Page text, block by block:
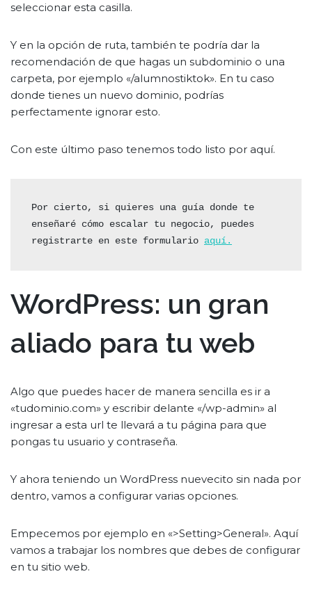
seleccionar esta casilla.
Y en la opción de ruta, también te podría dar la
recomendación de que hagas un subdominio o una
carpeta, por ejemplo «/alumnostiktok». En tu caso
donde tienes un nuevo dominio, podrías
perfectamente ignorar esto.
Con este último paso tenemos todo listo por aquí.
Por cierto, si quieres una guía donde te
enseñaré cómo escalar tu negocio, puedes
registrarte en este formulario aquí.
WordPress: un gran
aliado para tu web
Algo que puedes hacer de manera sencilla es ir a
«tudominio.com» y escribir delante «/wp-admin» al
ingresar a esta url te llevará a tu página para que
pongas tu usuario y contraseña.
Y ahora teniendo un WordPress nuevecito sin nada por
dentro, vamos a configurar varias opciones.
Empecemos por ejemplo en «>Setting>General». Aquí
vamos a trabajar los nombres que debes de configurar
en tu sitio web.